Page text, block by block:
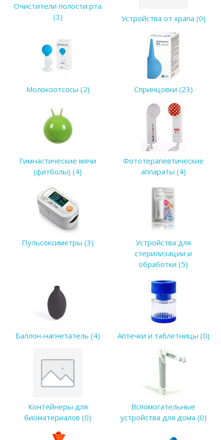
Очистители полости рта
(3)
Устройства от храпа (0)
Молокоотсосы (2) Спринцовки (23)
Гимнастические мячи
(фитболы) (4)
Фототерапевтические
аппараты (4)
Пульсоксиметры (3)
Устройства для
стерилизации и
обработки (5)
Баллон-нагнетатель (4) Аптечки и таблетницы (0)
Контейнеры для
биоматериалов (0)
Вспомогательные
устройства для дома (0)